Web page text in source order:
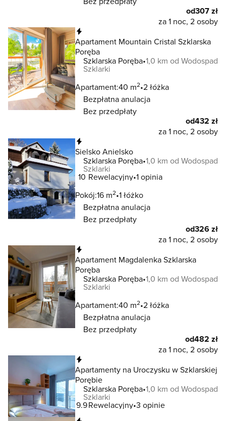
od307 zł
za 1 noc, 2 osoby
Apartament Mountain Cristal Szklarska
Poręba
Szklarska Poręba 1,0 km od Wodospad
Szklarki
Apartament:40 m2 2 łóżka
Bezpłatna anulacja
Bez przedpłaty
od432 zł
za 1 noc, 2 osoby
Sielsko Anielsko
Szklarska Poręba 1,0 km od Wodospad
Szklarki
10 Rewelacyjny 1 opinia
Pokój:16 m2 1 łóżko
Bezpłatna anulacja
Bez przedpłaty
od326 zł
za 1 noc, 2 osoby
Apartament Magdalenka Szklarska
Poręba
Szklarska Poręba 1,0 km od Wodospad
Szklarki
Apartament:40 m2 2 łóżka
Bezpłatna anulacja
Bez przedpłaty
od482 zł
za 1 noc, 2 osoby
Apartamenty na Uroczysku w Szklarskiej
Porębie
Szklarska Poręba 1,0 km od Wodospad
Szklarki
9.9Rewelacyjny 3 opinie